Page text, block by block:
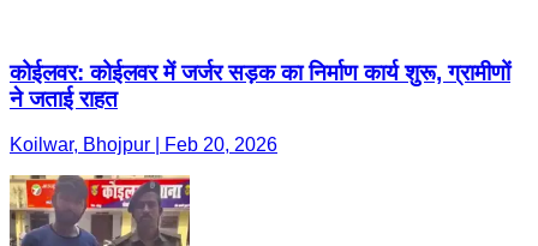
कोईलवर: कोईलवर में जर्जर सड़क का निर्माण कार्य शुरू, ग्रामीणों
ने जताई राहत
Koilwar, Bhojpur | Feb 20, 2026